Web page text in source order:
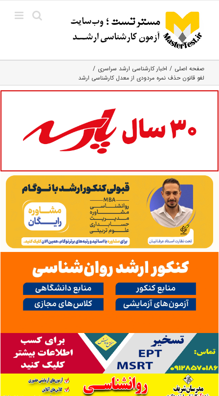
content
صفحه اصلی
اخبار کارشناسی ارشد سراسری
لغو قانون حذف نمره مردودی از معدل کارشناسی ارشد